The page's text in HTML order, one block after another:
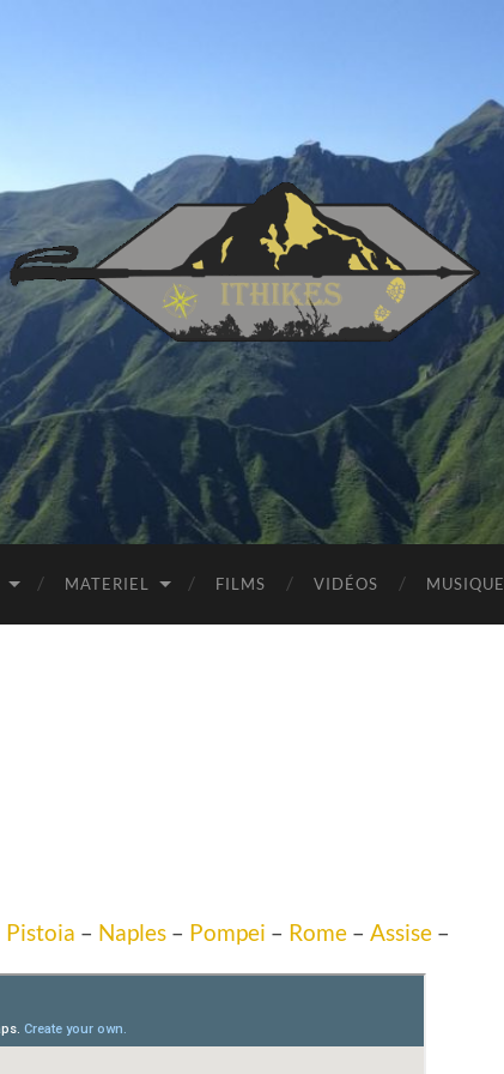
IT
Hikes
MATERIEL FILMS VIDÉOS MUSIQUE
Pistoia – Naples – Pompei – Rome – Assise –